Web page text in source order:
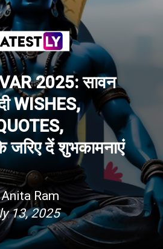
2025: सावन
WISHES,
दें शुभकामनाएं
Ram
13, 2025